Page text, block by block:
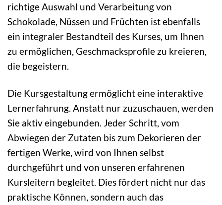
richtige Auswahl und Verarbeitung von
Schokolade, Nüssen und Früchten ist ebenfalls
ein integraler Bestandteil des Kurses, um Ihnen
zu ermöglichen, Geschmacksprofile zu kreieren,
die begeistern.
Die Kursgestaltung ermöglicht eine interaktive
Lernerfahrung. Anstatt nur zuzuschauen, werden
Sie aktiv eingebunden. Jeder Schritt, vom
Abwiegen der Zutaten bis zum Dekorieren der
fertigen Werke, wird von Ihnen selbst
durchgeführt und von unseren erfahrenen
Kursleitern begleitet. Dies fördert nicht nur das
praktische Können, sondern auch das